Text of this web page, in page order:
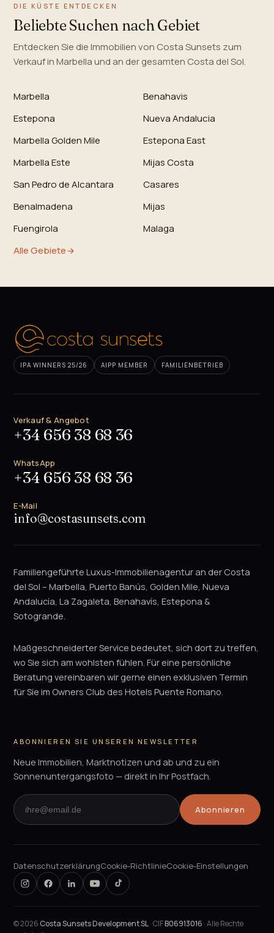
DIE KÜSTE ENTDECKEN
Beliebte Suchen nach Gebiet
Entdecken Sie die Immobilien von Costa Sunsets zum
Verkauf in Marbella und an der gesamten Costa del Sol.
Marbella
Benahavis
Estepona
Nueva Andalucia
Marbella Golden Mile
Estepona East
Marbella Este
Mijas Costa
San Pedro de Alcantara
Casares
Benalmadena
Mijas
Fuengirola
Malaga
Alle Gebiete
IPA WINNERS 25/26 AIPP MEMBER FAMILIENBETRIEB
Verkauf & Angebot
+34 656 38 68 36
WhatsApp
+34 656 38 68 36
E-Mail
info@costasunsets.com
Familiengeführte Luxus-Immobilienagentur an der Costa
del Sol – Marbella, Puerto Banús, Golden Mile, Nueva
Andalucía, La Zagaleta, Benahavís, Estepona &
Sotogrande.
Maßgeschneiderter Service bedeutet, sich dort zu treffen,
wo Sie sich am wohlsten fühlen. Für eine persönliche
Beratung vereinbaren wir gerne einen exklusiven Termin
für Sie im Owners Club des Hotels Puente Romano.
ABONNIEREN SIE UNSEREN NEWSLETTER
Neue Immobilien, Marktnotizen und ab und zu ein
Sonnenuntergangsfoto — direkt in Ihr Postfach.
Abonnieren
DatenschutzerklärungCookie-RichtlinieCookie-Einstellungen
©2026 Costa Sunsets Development SL· CIFB06913016 · Alle Rechte